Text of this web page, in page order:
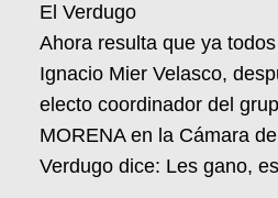
El Verdugo
Ahora resulta que ya
Ignacio Mier Velasco,
electo coordinador del
MORENA en la Cámara
Verdugo dice: Les gano, es